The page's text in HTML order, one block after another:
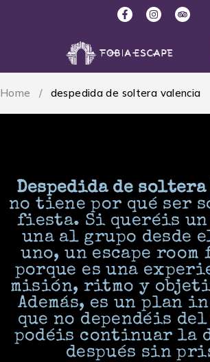
Home / despedida de soltera valencia
Despedida de
no tiene por qué ser
fiesta. Si queréis un
una al grupo desde
uno, un escape
porque es una
misión, ritmo y
Además, es un plan
que no dependéis
podéis continuar la
después sin